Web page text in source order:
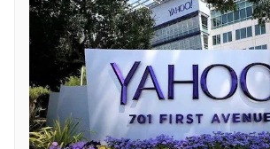
Photo
Video Shorts
VTV Money VTV Thể